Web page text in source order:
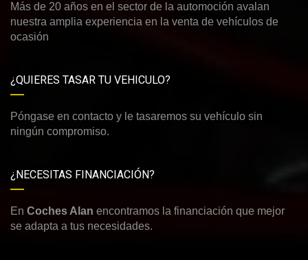
Más de 20 años en el sector de la automoción avalan
nuestra amplia experiencia en la venta de vehículos de
ocasión
¿QUIERES TASAR TU VEHICULO?
Póngase en contacto y le tasaremos su vehículo sin
ningún compromiso.
¿NECESITAS FINANCIACIÓN?
En Coches Alan encontramos la financiación que mejor
se adapta a tus necesidades.